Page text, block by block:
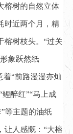
榕树的自然立体
时近两个月，精
榕树枝头。“过关
象跃然纸
着“前路漫漫亦灿
醉红”“马上成
等主题的油纸
让人感慨：“大榕